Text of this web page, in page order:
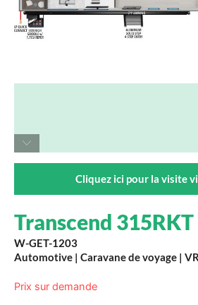
Cliquez ici pour la visite
Transcend
W-GET-1203
Automotive | Caravane de voyage | VR
Prix sur demande